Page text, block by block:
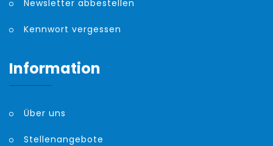
Newsletter abbestellen
Kennwort vergessen
Information
Über uns
Stellenangebote